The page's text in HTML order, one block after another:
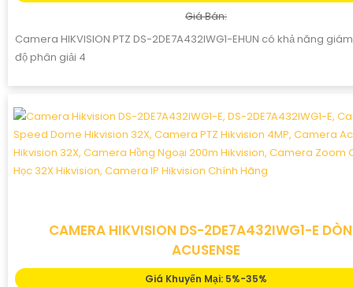
Giá Bán:
Camera HIKVISION PTZ DS-2DE7A432IWG1-EHUN có khả năng
độ phân giải 4
CAMERA HIKVISION DS-2DE7A432IWG1-E
ACUSENSE
Giá Khuyến Mại: 5%-35%